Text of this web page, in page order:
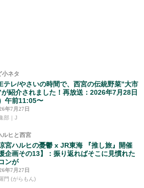
小ネタ
テレ/やさいの時間で、西宮の伝統野菜”大市
が紹介されました！再放送：2026年7月28日
午前11:05〜
年7月27日
部｜J
ルヒと西宮
宮ハルヒの憂鬱 x JR東海 『推し旅』開催
援企画その13】：振り返ればそこに見慣れた
ンが
年7月27日
門 (がらもん)